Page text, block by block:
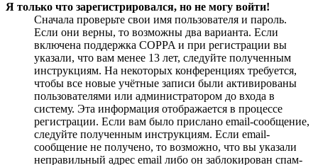
Я только что зарегистрировался, но не могу войти!
Сначала проверьте свои имя пользователя и пароль.
Если они верны, то возможны два варианта. Если
включена поддержка COPPA и при регистрации вы
указали, что вам менее 13 лет, следуйте полученным
инструкциям. На некоторых конференциях требуется,
чтобы все новые учётные записи были активированы
пользователями или администратором до входа в
систему. Эта информация отображается в процессе
регистрации. Если вам было прислано email-сообщение,
следуйте полученным инструкциям. Если email-
сообщение не получено, то возможно, что вы указали
неправильный адрес email либо он заблокирован спам-